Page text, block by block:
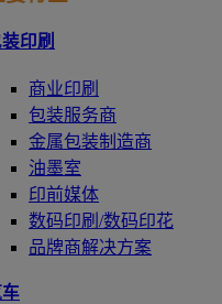
印刷
商业印刷
包装服务商
金属包装制造商
油墨室
印前媒体
数码印刷/数码印花
品牌商解决方案